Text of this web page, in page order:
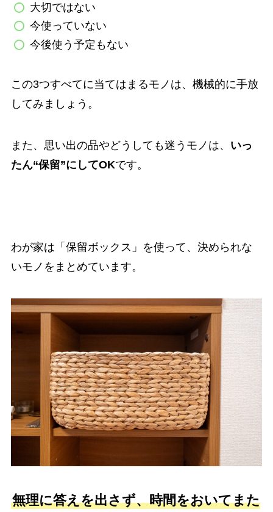
大切ではない
今使っていない
今後使う予定もない
この3つすべてに当てはまるモノは、機械的に手放
してみましょう。
また、思い出の品やどうしても迷うモノは、 いっ
たん“保留”にしてOKです。
わが家は「保留ボックス」を使って、決められな
いモノをまとめています。
無理に答えを出さず、時間をおいてまた